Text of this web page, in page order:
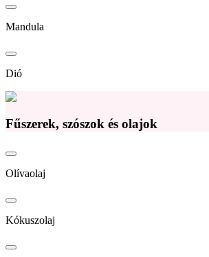
Mandula
Dió
Fűszerek, szószok és olajok
Olívaolaj
Kókuszolaj